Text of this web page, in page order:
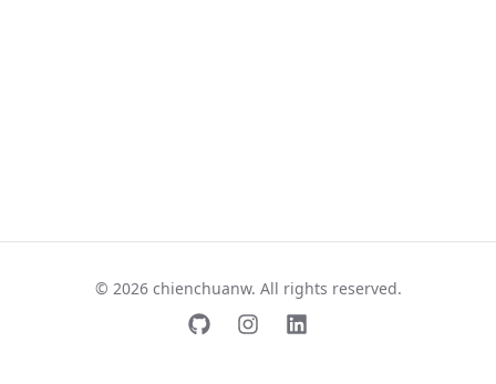
© 2026 chienchuanw. All rights reserved.